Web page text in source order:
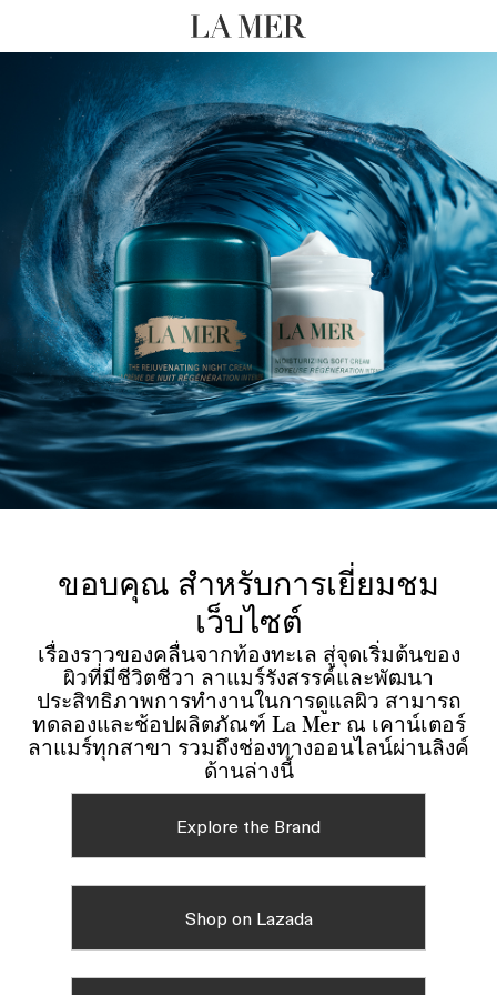
ขอบคุณ สำหรับการเยี่ยมชม
เว็บไซต์
เรื่องราวของคลื่นจากท้องทะเล สู่จุดเริ่มต้นของ
ผิวที่มีชีวิตชีวา ลาแมร์รังสรรค์และพัฒนา
ประสิทธิภาพการทำงานในการดูแลผิว สามารถ
ทดลองและช้อปผลิตภัณฑ์ La Mer ณ เคาน์เตอร์
ลาแมร์ทุกสาขา รวมถึงช่องทางออนไลน์ผ่านลิงค์
ด้านล่างนี้
Explore the Brand
Shop on Lazada